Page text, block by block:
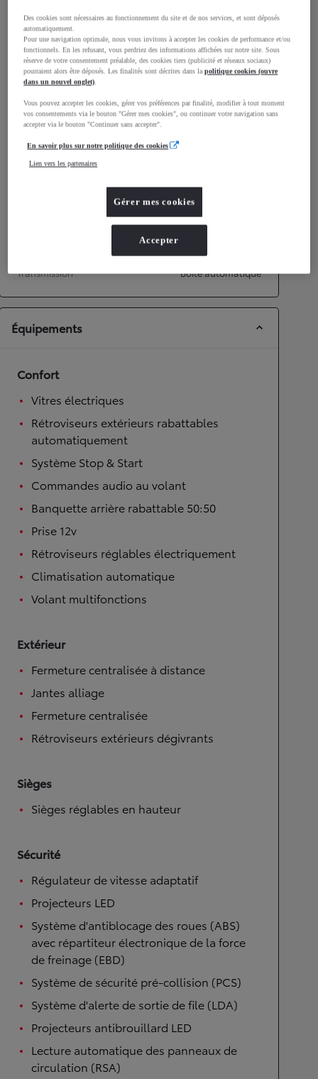
Consommation mixte
Émissions CO2
87g/km
Performances
Accélération 0-100km/h
Roues motrices avant
Transmission
Boîte automatique
Équipements
Confort
Vitres électriques
Rétroviseurs extérieurs rabattables
automatiquement
Système Stop & Start
Commandes audio au volant
Banquette arrière rabattable 50:50
Prise 12v
Rétroviseurs réglables électriquement
Climatisation automatique
Volant multifonctions
Extérieur
Fermeture centralisée à distance
Jantes alliage
Fermeture centralisée
Rétroviseurs extérieurs dégivrants
Sièges
Sièges réglables en hauteur
Sécurité
Régulateur de vitesse adaptatif
Projecteurs LED
Système d'antiblocage des roues (ABS)
avec répartiteur électronique de la force
de freinage (EBD)
Système de sécurité pré-collision (PCS)
Système d'alerte de sortie de file (LDA)
Projecteurs antibrouillard LED
Lecture automatique des panneaux de
circulation (RSA)
Des cookies sont nécessaires au fonctionnement du site et de nos services, et sont déposés
automatiquement.
Pour une navigation optimale, nous vous invitons à accepter les cookies de performance et/ou
fonctionnels. En les refusant, vous perdriez des informations affichées sur notre site. Sous
réserve de votre consentement préalable, des cookies tiers (publicité et réseaux sociaux)
pourraient alors être déposés. Les finalités sont décrites dans lapolitique cookies (ouvre
dans un nouvel onglet).
Vous pouvez accepter les cookies, gérer vos préférences par finalité, modifier à tout moment
vos consentements via le bouton "Gérer mes cookies", ou continuer votre navigation sans
accepter via le bouton "Continuer sans accepter".
En savoir plus sur notre politique des cookies
Lien vers les partenaires
Gérer mes cookies
Accepter